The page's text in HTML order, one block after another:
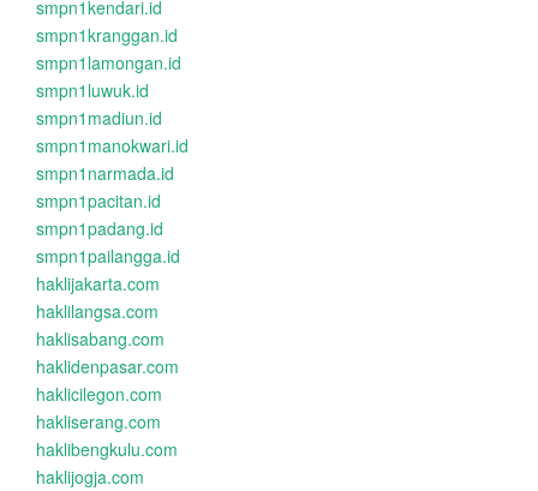
smpn1kendari.id
smpn1kranggan.id
smpn1lamongan.id
smpn1luwuk.id
smpn1madiun.id
smpn1manokwari.id
smpn1narmada.id
smpn1pacitan.id
smpn1padang.id
smpn1pailangga.id
haklijakarta.com
haklilangsa.com
haklisabang.com
haklidenpasar.com
haklicilegon.com
hakliserang.com
haklibengkulu.com
haklijogja.com